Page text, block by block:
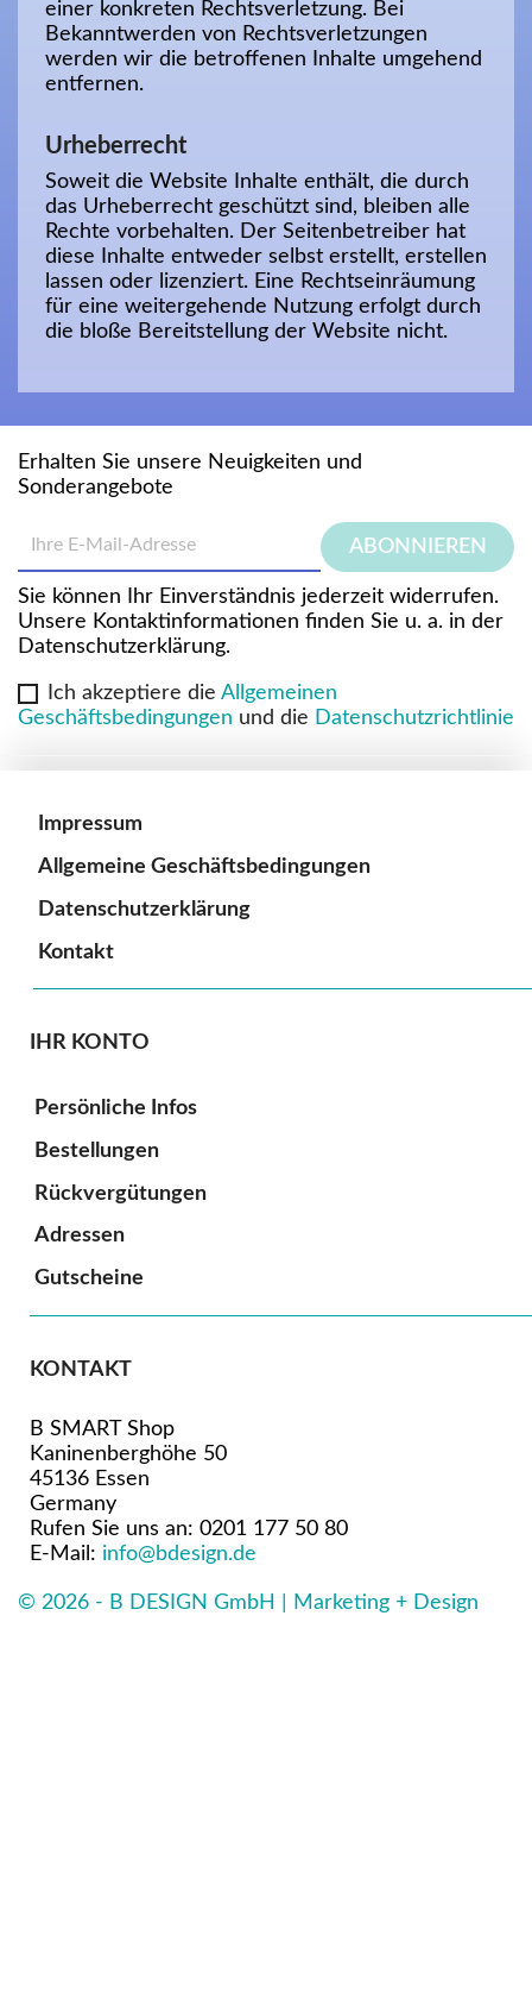
einer konkreten Rechtsverletzung. Bei
Bekanntwerden von Rechtsverletzungen
werden wir die betroffenen Inhalte umgehend
entfernen.
Urheberrecht
Soweit die Website Inhalte enthält, die durch
das Urheberrecht geschützt sind, bleiben alle
Rechte vorbehalten. Der Seitenbetreiber hat
diese Inhalte entweder selbst erstellt, erstellen
lassen oder lizenziert. Eine Rechtseinräumung
für eine weitergehende Nutzung erfolgt durch
die bloße Bereitstellung der Website nicht.
Erhalten Sie unsere Neuigkeiten und
Sonderangebote
Sie können Ihr Einverständnis jederzeit widerrufen.
Unsere Kontaktinformationen finden Sie u. a. in der
Datenschutzerklärung.
Ich akzeptiere die Allgemeinen
Geschäftsbedingungen und die Datenschutzrichtlinie
Impressum
Allgemeine Geschäftsbedingungen
Datenschutzerklärung
Kontakt
IHR KONTO
Persönliche Infos
Bestellungen
Rückvergütungen
Adressen
Gutscheine
KONTAKT
B SMART Shop
Kaninenberghöhe 50
45136 Essen
Germany
Rufen Sie uns an: 0201 177 50 80
E-Mail: info@bdesign.de
© 2026 - B DESIGN GmbH | Marketing + Design